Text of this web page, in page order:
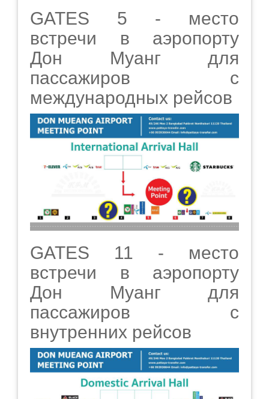
GATES 5 - место
встречи в аэропорту
Дон Муанг для
пассажиров с
международных рейсов
GATES 11 - место
встречи в аэропорту
Дон Муанг для
пассажиров с
внутренних рейсов